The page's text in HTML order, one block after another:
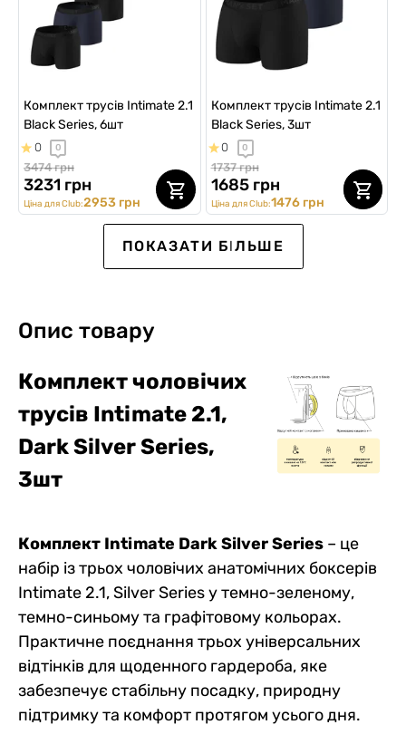
Комплект трусів Intimate 2.1
Black Series, 6шт
0 0
3474 грн
3231 грн
Ціна для Club:2953 грн
Комплект трусів Intimate 2.1
Black Series, 3шт
0 0
1737 грн
1685 грн
Ціна для Club:1476 грн
анатомічних боксерів
Intimate no fly Plus (4 шт)
0 0
Набір чоловічих
анатомічних боксерів
Intimate no fly Plus (5 шт)
Black Series, 4шт
0 0
Комплект трусів Intimate 2.1
Black Series, 12шт
Black Series, 2шт
0 0
Набір чоловічих
анатомічних боксерів
Intimate no fly Plus (3 шт)
ПОКАЗАТИ БІЛЬШЕ
Опис товару
Комплект чоловічих
трусів Intimate 2.1,
Dark Silver Series,
3шт
Комплект Intimate Dark Silver Series – це
набір із трьох чоловічих анатомічних боксерів
Intimate 2.1, Silver Series у темно-зеленому,
темно-синьому та графітовому кольорах.
Практичне поєднання трьох універсальних
відтінків для щоденного гардероба, яке
забезпечує стабільну посадку, природну
підтримку та комфорт протягом усього дня.